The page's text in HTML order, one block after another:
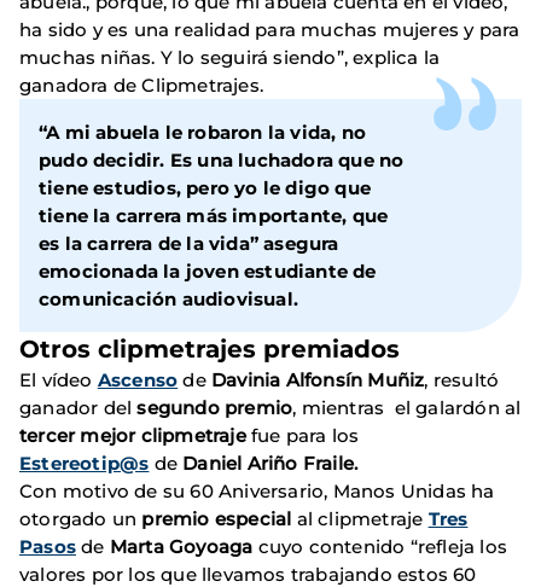
ha sido y es una realidad para muchas mujeres y para
muchas niñas. Y lo seguirá siendo”, explica la
ganadora de Clipmetrajes.
“A mi abuela le robaron la vida, no
pudo decidir. Es una luchadora que no
tiene estudios, pero yo le digo que
tiene la carrera más importante, que
es la carrera de la vida” asegura
emocionada la joven estudiante de
comunicación audiovisual.
Otros clipmetrajes premiados
El vídeo Ascenso de Davinia Alfonsín Muñiz, resultó
ganador delsegundo premio, mientras el galardón al
tercer mejor clipmetrajefue para los
Estereotip@s de Daniel Ariño Fraile.
Con motivo de su 60 Aniversario, Manos Unidas ha
otorgado un premio especial al clipmetraje Tres
Pasos de Marta Goyoaga cuyo contenido “refleja los
valores por los que llevamos trabajando estos 60